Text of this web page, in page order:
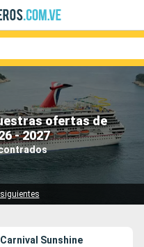
ofertas de
- 2027
Sunshine